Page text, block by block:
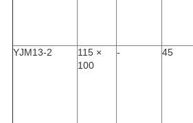
YJM13-2
115 ×
100
- 45